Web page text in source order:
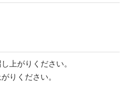
上がりください。
りください。